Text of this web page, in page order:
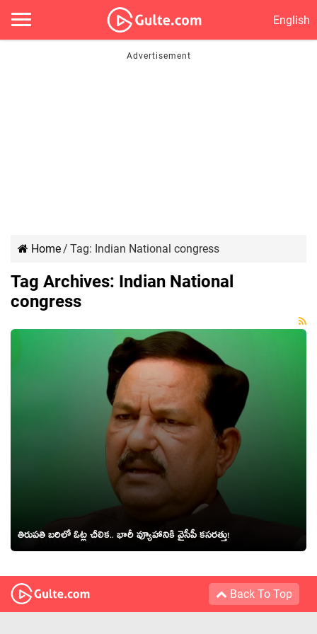
English
Home/ Tag: Indian National congress
Tag Archives: Indian National
congress
తిరుప‌తి బ‌రిలో ఓట్ల చీలిక‌.. భారీ వ్యూహానికి వైసీపీ క‌స‌ర‌త్తు!
Back To Top